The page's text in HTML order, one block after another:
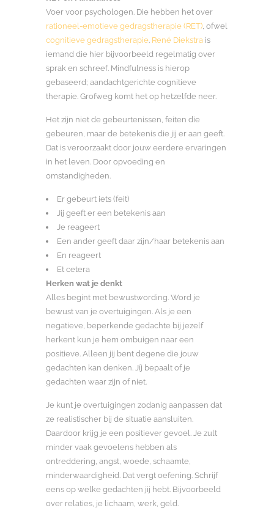
Voer voor psychologen. Die hebben het over
rationeel-emotieve gedragstherapie (RET), ofwel
cognitieve gedragstherapie. René Diekstra is
iemand die hier bijvoorbeeld regelmatig over
sprak en schreef. Mindfulness is hierop
gebaseerd; aandachtgerichte cognitieve
therapie. Grofweg komt het op hetzelfde neer.
Het zijn niet de gebeurtenissen, feiten die
gebeuren, maar de betekenis die jij er aan geeft.
Dat is veroorzaakt door jouw eerdere ervaringen
in het leven. Door opvoeding en
omstandigheden.
Er gebeurt iets (feit)
Jij geeft er een betekenis aan
Je reageert
Een ander geeft daar zijn/haar betekenis aan
En reageert
Et cetera
Herken wat je denkt
Alles begint met bewustwording. Word je
bewust van je overtuigingen. Als je een
negatieve, beperkende gedachte bij jezelf
herkent kun je hem ombuigen naar een
positieve. Alleen jij bent degene die jouw
gedachten kan denken. Jíj bepaalt of je
gedachten waar zijn of niet.
Je kunt je overtuigingen zodanig aanpassen dat
ze realistischer bij de situatie aansluiten.
Daardoor krijg je een positiever gevoel. Je zult
minder vaak gevoelens hebben als
ontreddering, angst, woede, schaamte,
minderwaardigheid. Dat vergt oefening. Schrijf
eens op welke gedachten jij hebt. Bijvoorbeeld
over relaties, je lichaam, werk, geld.